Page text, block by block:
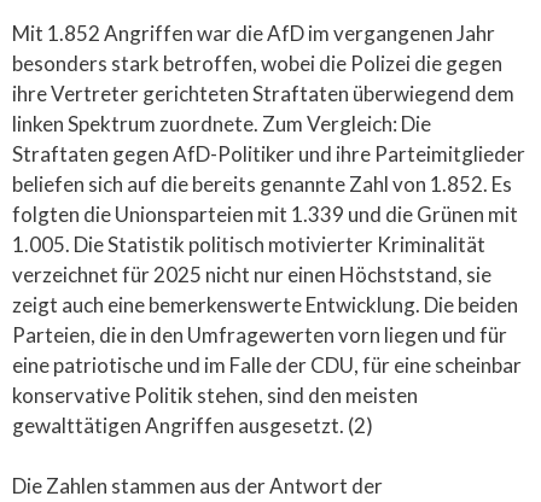
Mit 1.852 Angriffen war die AfD im vergangenen Jahr
besonders stark betroffen, wobei die Polizei die gegen
ihre Vertreter gerichteten Straftaten überwiegend dem
linken Spektrum zuordnete. Zum Vergleich: Die
Straftaten gegen AfD-Politiker und ihre Parteimitglieder
beliefen sich auf die bereits genannte Zahl von 1.852. Es
folgten die Unionsparteien mit 1.339 und die Grünen mit
1.005. Die Statistik politisch motivierter Kriminalität
verzeichnet für 2025 nicht nur einen Höchststand, sie
zeigt auch eine bemerkenswerte Entwicklung. Die beiden
Parteien, die in den Umfragewerten vorn liegen und für
eine patriotische und im Falle der CDU, für eine scheinbar
konservative Politik stehen, sind den meisten
gewalttätigen Angriffen ausgesetzt. (2)
Die Zahlen stammen aus der Antwort der